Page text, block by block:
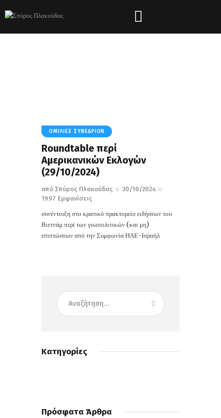
ΟΜΙΛΊΕΣ ΣΥΝΕΔΡΊΩΝ
Roundtable περί
Αμερικανικών Εκλογών
(29/10/2024)
από Σπύρος Πλακούδας
30/10/2024
1997 Εμφανίσεις
συνέντευξη στο κρατικό πρακτορείο ειδήσεων του
Βιετνάμ περί των γεωπολιτικών (και μη)
επιπτώσεων από την Συμφωνία ΗΑΕ-Ισραήλ
Κατηγορίες
Πρόσφατα Άρθρα